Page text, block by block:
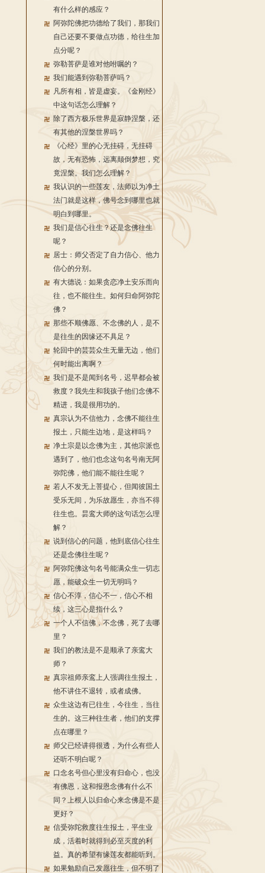
有什么样的感应？
阿弥陀佛把功德给了我们，那我们
自己还要不要做点功德，给往生加
点分呢？
弥勒菩萨是谁对他咐嘱的？
我们能遇到弥勒菩萨吗？
凡所有相，皆是虚妄。《金刚经》
中这句话怎么理解？
除了西方极乐世界是寂静涅槃，还
有其他的涅槃世界吗？
《心经》里的心无挂碍，无挂碍
故，无有恐怖，远离颠倒梦想，究
竟涅槃。我们怎么理解？
我认识的一些莲友，法师以为净土
法门就是这样，佛号念到哪里也就
明白到哪里。
我们是信心往生？还是念佛往生
呢？
居士：师父否定了自力信心、他力
信心的分别。
有大德说：如果贪恋净土安乐而向
往，也不能往生。如何归命阿弥陀
佛？
那些不顺佛愿、不念佛的人，是不
是往生的因缘还不具足？
轮回中的芸芸众生无量无边，他们
何时能出离啊？
我们是不是闻到名号，迟早都会被
救度？我先生和我孩子他们念佛不
精进，我是很用功的。
真宗认为不信他力，念佛不能往生
报土，只能生边地，是这样吗？
净土宗是以念佛为主，其他宗派也
遇到了，他们也念这句名号南无阿
弥陀佛，他们能不能往生呢？
若人不发无上菩提心，但闻彼国土
受乐无间，为乐故愿生，亦当不得
往生也。昙鸾大师的这句话怎么理
解？
说到信心的问题，他到底信心往生
还是念佛往生呢？
阿弥陀佛这句名号能满众生一切志
愿，能破众生一切无明吗？
信心不淳，信心不一，信心不相
续，这三心是指什么？
一个人不信佛，不念佛，死了去哪
里？
我们的教法是不是顺承了亲鸾大
师？
真宗祖师亲鸾上人强调往生报土，
他不讲住不退转，或者成佛。
众生这边有已往生，今往生，当往
生的。这三种往生者，他们的支撑
点在哪里？
师父已经讲得很透，为什么有些人
还听不明白呢？
口念名号但心里没有归命心，也没
有佛恩，这和报恩念佛有什么不
同？上根人以归命心来念佛是不是
更好？
信受弥陀救度往生报土，平生业
成，活着时就得到必至灭度的利
益。真的希望有缘莲友都能听到。
如果勉励自己发愿往生，但不明了